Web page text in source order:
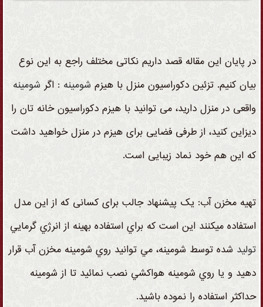
در پایان این مقاله قصد داریم نکاتی مختلف راجع به این نوع
بیان کنیم. تزئین دکوراسیون منزل با هیزم شومینه : اگر شومینه
واقعی در منزل دارید، می توانید با هیزم دکوراسیون خانه تان را
دیزاین کنید، از طرفی فضایی برای هیزم در منزل خواهید داشت
که این هم خود نماد زیبایی است.
تهیه مخزن آب: یک پیشنهاد جالب برای کسانی که از این مدل
استفاده میکنند این است که براي استفاده بهينه از انرژي گرمايي
تولید شده توسط شومینه، مي توانيد روي شومينه مخزن آب قرار
دهید و يا روي شومينه هواكشي نصب نمائيد تا از شومينه
حداكثر استفاده را نموده باشيد.